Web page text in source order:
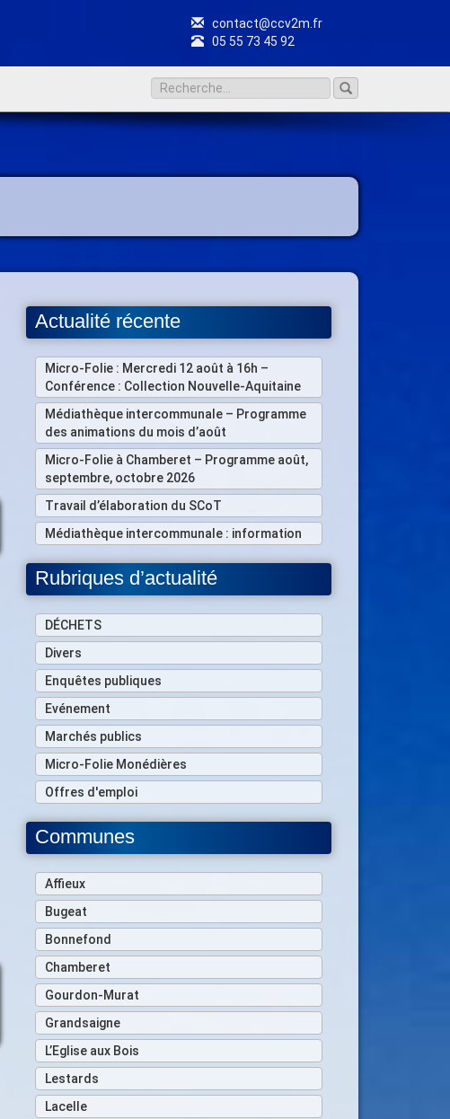
contact@ccv2m.fr
05 55 73 45 92
Actualité récente
Micro-Folie : Mercredi 12 août à 16h –
Conférence : Collection Nouvelle-Aquitaine
Médiathèque intercommunale – Programme
des animations du mois d’août
Micro-Folie à Chamberet – Programme août,
septembre, octobre 2026
Travail d’élaboration du SCoT
Médiathèque intercommunale : information
Rubriques d’actualité
DÉCHETS
Divers
Enquêtes publiques
Evénement
Marchés publics
Micro-Folie Monédières
Offres d'emploi
Communes
Affieux
Bugeat
Bonnefond
Chamberet
Gourdon-Murat
Grandsaigne
L’Eglise aux Bois
Lestards
Lacelle